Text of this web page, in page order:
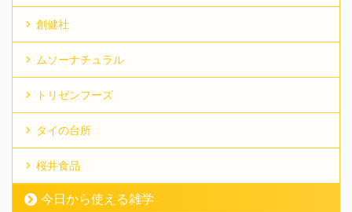
創健社
ムソーナチュラル
トリゼンフーズ
タイの台所
桜井食品
今日から使える雑学